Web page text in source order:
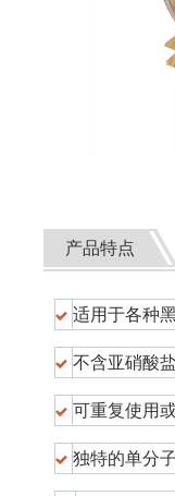
产品特点
适用于各种
不含亚硝酸
可重复使用
独特的单分